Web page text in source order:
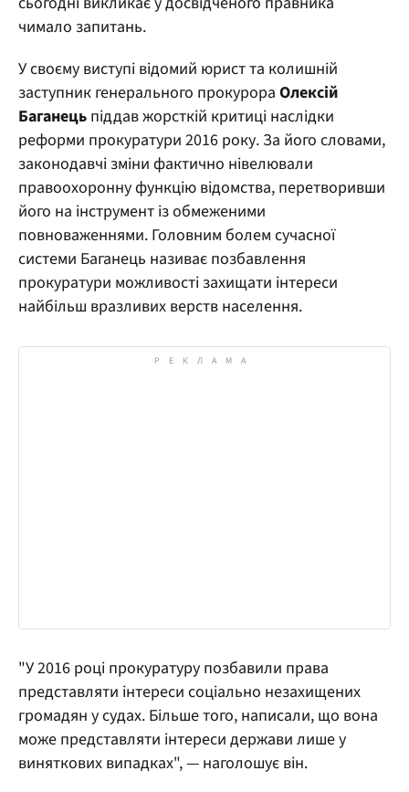
чимало запитань.
У своєму виступі відомий юрист та колишній
заступник генерального прокурора Олексій
Баганець піддав жорсткій критиці наслідки
реформи прокуратури 2016 року. За його словами,
законодавчі зміни фактично нівелювали
правоохоронну функцію відомства, перетворивши
його на інструмент із обмеженими
повноваженнями. Головним болем сучасної
системи Баганець називає позбавлення
прокуратури можливості захищати інтереси
найбільш вразливих верств населення.
"У 2016 році прокуратуру позбавили права
представляти інтереси соціально незахищених
громадян у судах. Більше того, написали, що вона
може представляти інтереси держави лише у
виняткових випадках", — наголошує він.